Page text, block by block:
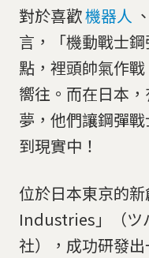
對於喜歡機器人
言，「機動戰士
點，裡頭帥氣作
嚮往。而在日本
夢，他們讓鋼彈
到現實中！
位於日本東京的
Industries」（ツ
社），成功研發出